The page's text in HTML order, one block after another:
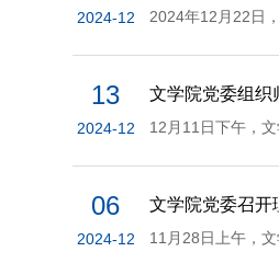
2024-12
文学院党委组
13
2024-12
文学院党委召开
06
2024-12